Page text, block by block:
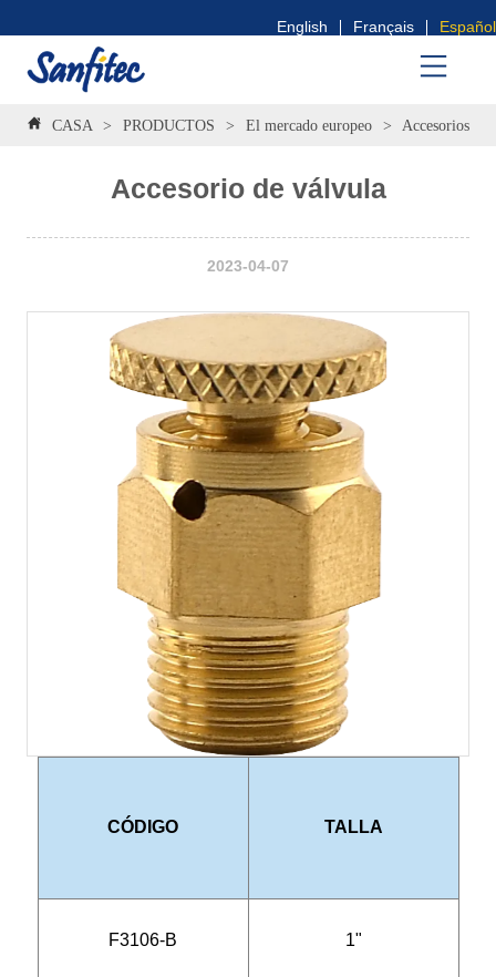
English Français Español
CASA > PRODUCTOS > El mercado europeo > Accesorios de
Accesorio de válvula
2023-04-07